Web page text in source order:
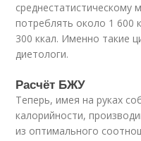
потреблять около 1
300 ккал. Именно такие
диетологи.
Расчёт БЖУ
Теперь, имея на руках
калорийности,
из оптимального